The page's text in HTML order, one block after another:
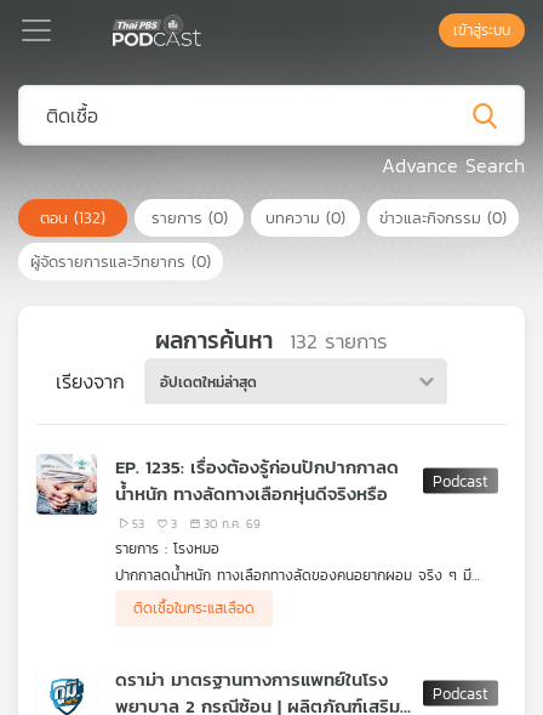
Podcast
เพล
ย์
ลิ
เพล
สต์
เข้าสู่ระบบ
Advance Search
ตอน (132) รายการ (0) บทความ (0) ข่าวและกิจกรรม (0)
ผู้จัดรายการและวิทยากร (0)
ผลการค้นหา 132 รายการ
เรียงจาก อัปเดตใหม่ล่าสุด
EP. 1235: เรื่องต้องรู้ก่อนปักปากกาลด
น้ำหนัก ทางลัดทางเลือกหุ่นดีจริงหรือ
53 3 30 ก.ค. 69
รายการ : โรงหมอ
ปากกาลดน้ำหนัก ทางเลือกทางลัดของคนอยากผอม จริง ๆ มี
ประวัติยาวนานจากจุดเริ่มต้นการค้นพบสู่การพัฒนาปรับปรุงให้เป็นยา
รักษาเบาหวานชนิดที่ 2 ซึ่งพบว่าผลข้างเคียงของยาชนิดนี้คือ ทำให้ผู้
ข้างเคียงจากการใช้ยารักษาเบาหวานชนิดที่ 2 เท่านั้น ไม่ใช่ผล
โดยตรงจากตัวยา แต่มีเรื่องที่คนอยากใช้ต้องรู้ให้มากกว่านี้คือผลจาก
ติดเชื้อในกระแสเลือด
ดราม่า มาตรฐานทางการแพทย์ในโรง
พยาบาล 2 กรณีซ้อน | ผลิตภัณฑ์เสริม